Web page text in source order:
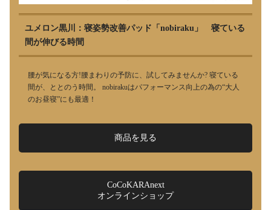
ユメロン黒川：寝姿勢改善パッド「nobiraku」 寝ている
間が伸びる時間
腰が気になる方!腰まわりの予防に、試してみませんか? 寝ている
間が、ととのう時間。 nobirakuはパフォーマンス向上の為の“大人
のお昼寝”にも最適！
商品を見る
CoCoKARAnext
オンラインショップ